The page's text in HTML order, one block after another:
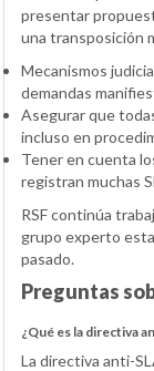
presentar
una transposición
Mecanismos
demandas
Asegurar que
incluso en
Tener en cuenta
registran muchas
RSF continúa
grupo experto
pasado.
Preguntas
¿Qué es la directiva
La directiva anti-